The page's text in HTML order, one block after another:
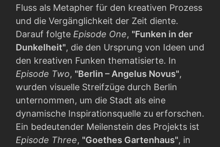
Fluss als Metapher für den kreativen Prozess
und die Vergänglichkeit der Zeit diente.
Darauf folgte Episode One, "Funken in der
Dunkelheit", die den Ursprung von Ideen und
den kreativen Funken thematisierte. In
Episode Two, "Berlin – Angelus Novus",
wurden visuelle Streifzüge durch Berlin
unternommen, um die Stadt als eine
dynamische Inspirationsquelle zu erforschen.
Ein bedeutender Meilenstein des Projekts ist
Episode Three, "Goethes Gartenhaus", in